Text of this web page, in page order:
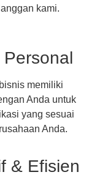
kami.
memiliki
Anda untuk
yang sesuai
Anda.
& Efisien